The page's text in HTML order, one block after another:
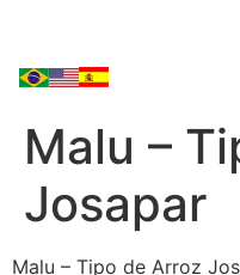
Malu –
Josapar
Malu – Tipo de Arroz